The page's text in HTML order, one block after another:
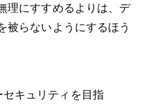
理にすすめるよりは、デ
被らないようにするほう
キュリティを目指